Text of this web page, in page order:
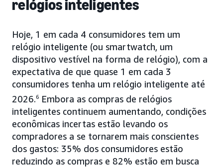
relógios inteligentes
Hoje, 1 em cada 4 consumidores tem um
relógio inteligente (ou smartwatch, um
dispositivo vestível na forma de relógio), com a
expectativa de que quase 1 em cada 3
consumidores tenha um relógio inteligente até
2026.6 Embora as compras de relógios
inteligentes continuem aumentando, condições
econômicas incertas estão levando os
compradores a se tornarem mais conscientes
dos gastos: 35% dos consumidores estão
reduzindo as compras e 82% estão em busca